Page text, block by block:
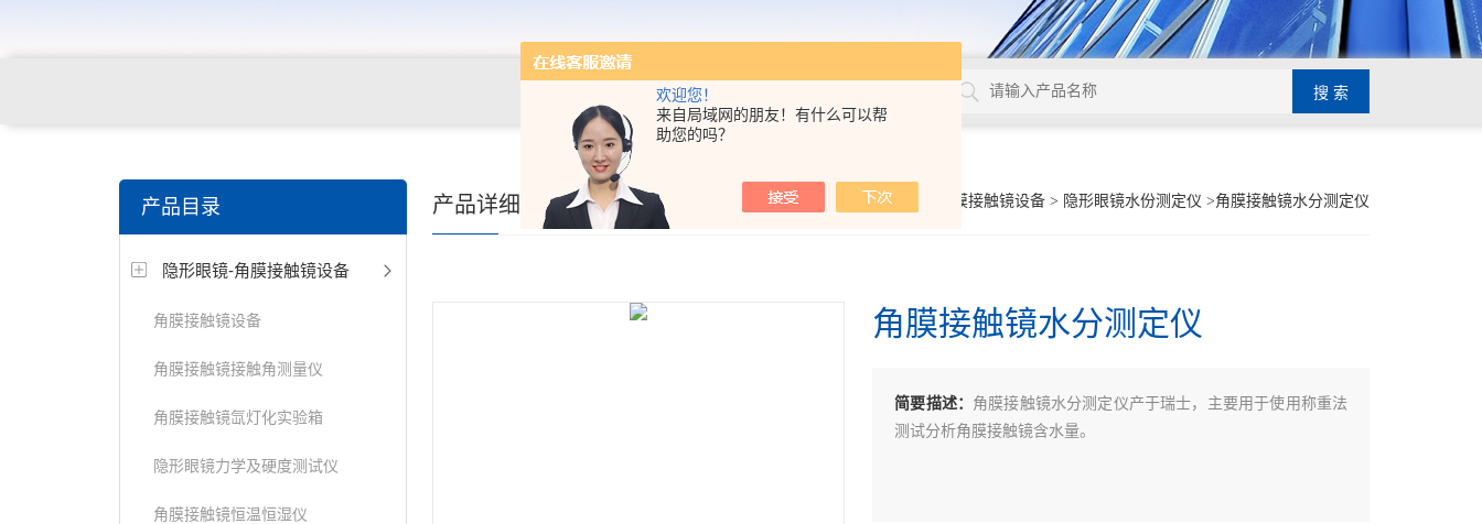
欢迎您！
来自局域网的朋友！有什么可以帮
助您的吗？
角膜接触镜老化试验箱，角膜接触镜透过率测量仪，角膜接触镜接触角测量仪，角膜接触镜规格尺寸测量
仪，角膜接触镜厚度测量仪，角膜接触镜折光仪，角膜接触镜光学分析仪等，人工晶状体压缩力测量仪，人工晶状体尺寸
测试仪，人工晶状体疲劳试验仪等
产品目录
隐形眼镜-角膜接触镜设备
角膜接触镜设备
角膜接触镜接触角测量仪
角膜接触镜氙灯化实验箱
隐形眼镜力学及硬度测试仪
角膜接触镜恒温恒湿仪
首页>产品展示 >隐形眼镜-角膜接触镜设备 > 隐形眼镜水份测定仪 >角膜接触镜水分测定仪
产品详细页
角膜接触镜水分测定仪
简要描述： 角膜接触镜水分测定仪产于瑞士，主要用于使用称重法
测试分析角膜接触镜含水量。